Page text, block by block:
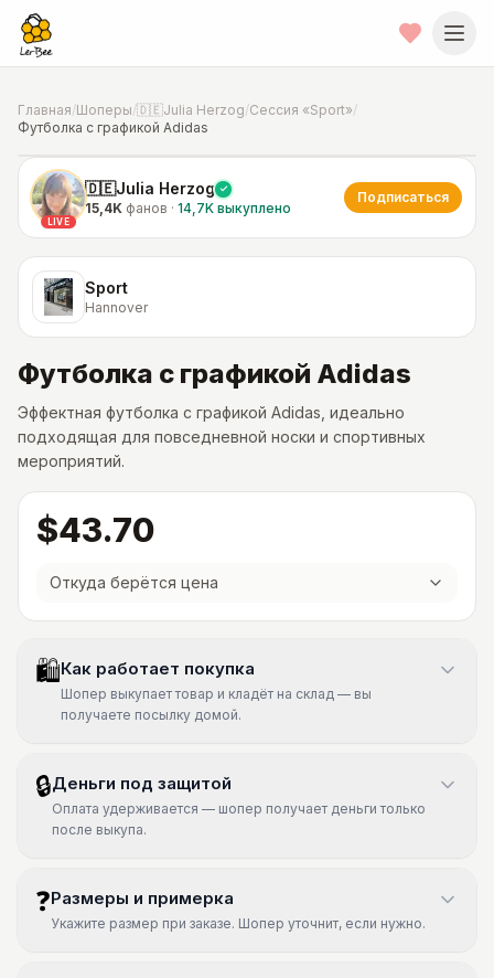
Главная/Шоперы/🇩🇪Julia Herzog/Сессия «Sport»/
Футболка с графикой Adidas
📍Фото от шопера·Hannover
LIVE
🇩🇪Julia Herzog
15,4K фанов · 14,7K выкуплено
Подписаться
Sport
Hannover
Футболка с графикой Adidas
Эффектная футболка с графикой Adidas, идеально
подходящая для повседневной носки и спортивных
мероприятий.
$43.70
Откуда берётся цена
🛍Как работает покупка
Шопер выкупает товар и кладёт на склад — вы
получаете посылку домой.
🔒Деньги под защитой
Оплата удерживается — шопер получает деньги только
после выкупа.
❓Размеры и примерка
Укажите размер при заказе. Шопер уточнит, если нужно.